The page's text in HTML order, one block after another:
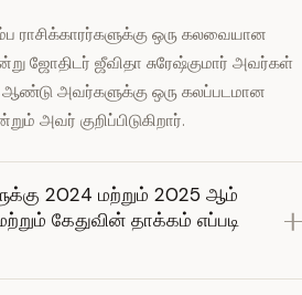
ராசிக்காரர்களுக்கு ஒரு கலவையான
ஜோதிடர் ஜீவிதா சுரேஷ்குமார் அவர்கள்
ஆண்டு அவர்களுக்கு ஒரு கலப்படமான
அவர் குறிப்பிடுகிறார்.
2024 மற்றும் 2025 ஆம்
கேதுவின் தாக்கம் எப்படி